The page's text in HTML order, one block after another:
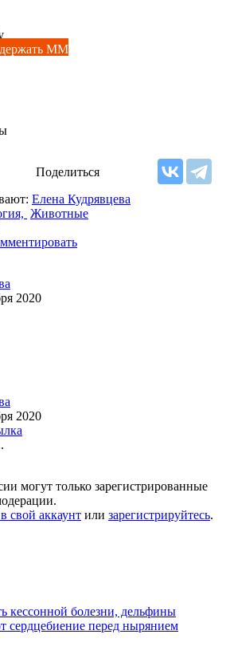
ММ
Поделиться
Елена Кудрявцева
Животные
2020
2020
могут только зарегистрированные
свой аккаунт или зарегистрируйтесь.
кессонной болезни, дельфины
сердцебиение перед нырянием